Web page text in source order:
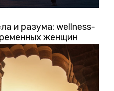
и разума: wellness-
женщин